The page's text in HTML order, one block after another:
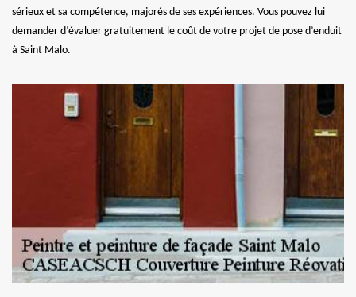
sérieux et sa compétence, majorés de ses expériences. Vous pouvez lui
demander d’évaluer gratuitement le coût de votre projet de pose d’enduit
à Saint Malo.